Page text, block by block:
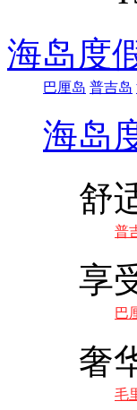
海岛度
巴厘岛 普吉岛
海岛
舒
普
享
巴
奢
毛